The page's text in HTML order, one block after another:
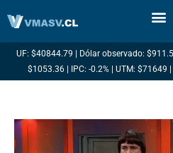
UF: $40844.79 | Dólar observado:
$1053.36 | IPC: -0.2% | UTM: $71649